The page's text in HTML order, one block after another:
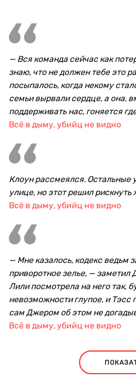
— Вся команда сейчас как
знаю, что не должен тебе это
посыпалось, когда некому
семьи вырвали сердце, а она,
поддерживать нас, гоняется
Всё в дыму, убийц не видно
Клоун рассмеялся. Остальные
улице, но этот решил
Всё в дыму, убийц не видно
— Мне казалось, кодекс ведьм
приворотное зелье, — заметил
Лили посмотрела на него так,
невозможности глупое, и Тэсс
сам Джером об этом не
Всё в дыму, убийц не видно